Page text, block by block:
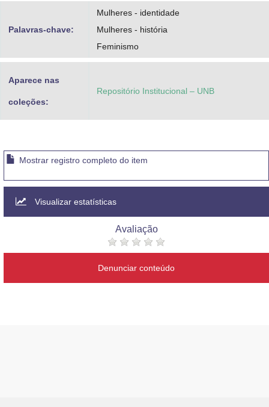
Palavras-chave:
Mulheres - identidade
Mulheres - história
Feminismo
Aparece nas
coleções:
Repositório Institucional – UNB
Mostrar registro completo do item
Visualizar estatísticas
Avaliação
Denunciar conteúdo